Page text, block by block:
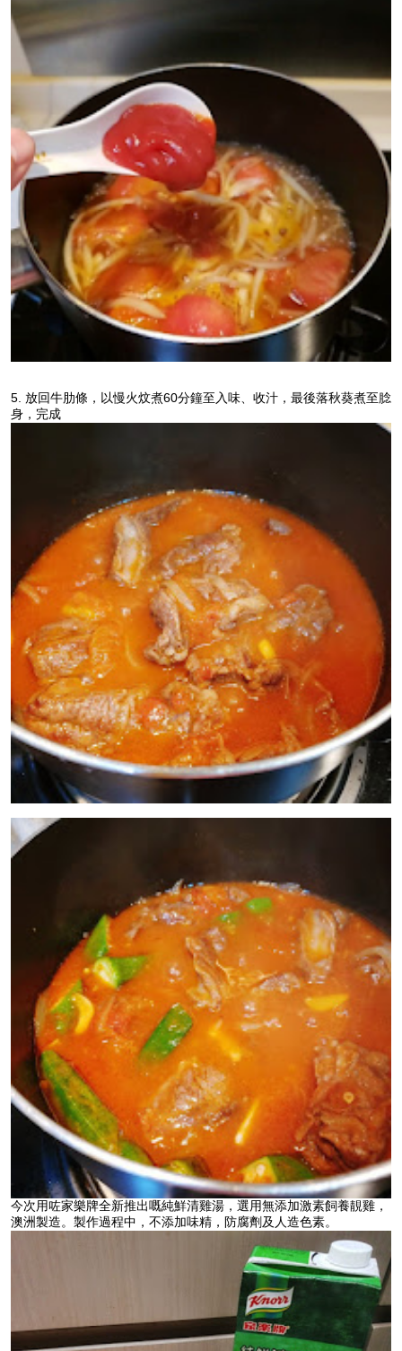
5. 放回牛肋條，以慢火炆煮60分鐘至入味、收汁，最後落秋葵煮至腍
身，完成
今次用咗家樂牌全新推出嘅純鮮清雞湯，選用無添加激素飼養靚雞，
澳洲製造。製作過程中，不添加味精，防腐劑及人造色素。